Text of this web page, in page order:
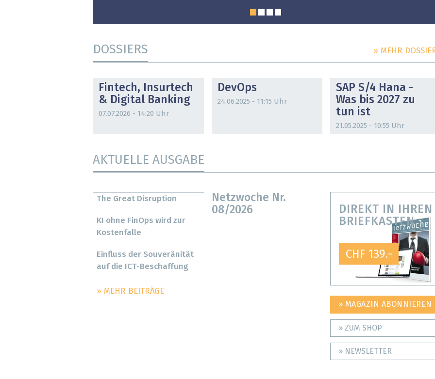
DOSSIERS » MEHR
Fintech, Insurtech
& Digital Banking
07.07.2026 - 14:20 Uhr
DevOps
24.06.2025 - 11:15 Uhr
SAP S/4 Hana -
Was bis 2027 zu
tun ist
21.05.2025 - 10:55 Uhr
AKTUELLE AUSGABE
Netzwoche Nr.
08/2026
The Great Disruption
KI ohne FinOps wird zur
Kostenfalle
Einfluss der Souveränität
auf die ICT-Beschaffung
» MEHR BEITRÄGE
DIREKT IN IHREN
BRIEFKASTEN
CHF 139.-
» MAGAZIN ABONNIEREN
» ZUM SHOP
» NEWSLETTER